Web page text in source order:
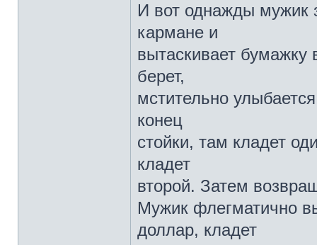
И вот однажды мужик
кармане и
вытаскивает
берет,
мстительно
конец
стойки, там кладет
кладет
второй. Затем
Мужик флегматично
доллар, кладет